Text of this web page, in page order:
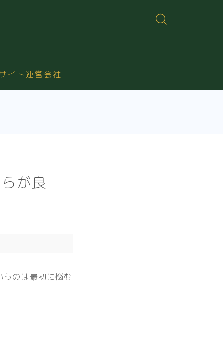
サイト運営会社
が良
うのは最初に悩む